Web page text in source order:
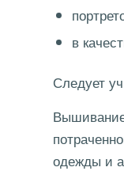
в
Следует
одежды и